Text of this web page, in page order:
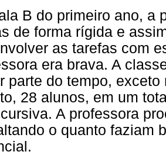
B do primeiro ano, a
de forma rígida e
as tarefas com
era brava. A
parte do tempo,
28 alunos, em um
A professora
o quanto faziam